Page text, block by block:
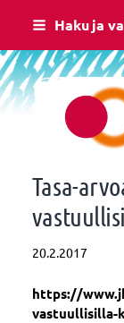
Siirry
sisältöön
Haku ja
Tasa-
20.2.2017
https://
vastuullisilla-